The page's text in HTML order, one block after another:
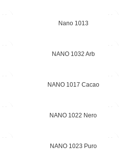
Nano 1013
NANO 1032 Arb
NANO 1017 Cacao
NANO 1022 Nero
NANO 1023 Puro